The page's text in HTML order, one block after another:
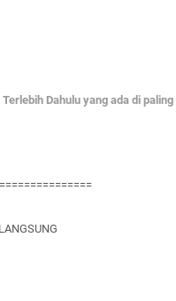
Dahulu yang ada di